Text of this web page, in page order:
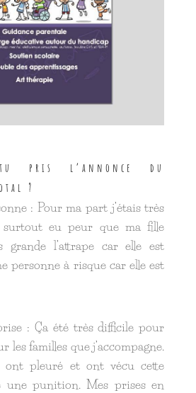
tu pris l’annonce du
?
: Pour ma part j’étais très
surtout eu peur que ma fille
l’attrape car elle est
personne à risque car elle est
: Ça été très difficile pour
les familles que j’accompagne.
ont pleuré et ont vécu cette
une punition. Mes prises en